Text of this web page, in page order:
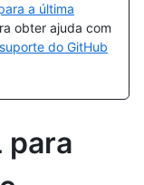
a última
obter ajuda com
do GitHub
para